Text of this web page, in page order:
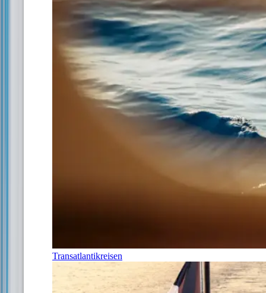
Transatlantikreisen